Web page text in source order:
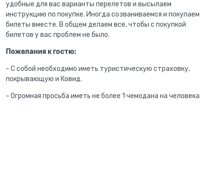
удобные для вас варианты перелетов и высылаем
инструкцию по покупке. Иногда созваниваемся и покупаем
билеты вместе. В общем делаем все, чтобы с покупкой
билетов у вас проблем не было.
Пожелания к гостю:
- С собой необходимо иметь туристическую страховку,
покрывающую и Ковид.
- Огромная просьба иметь не более 1 чемодана на человека